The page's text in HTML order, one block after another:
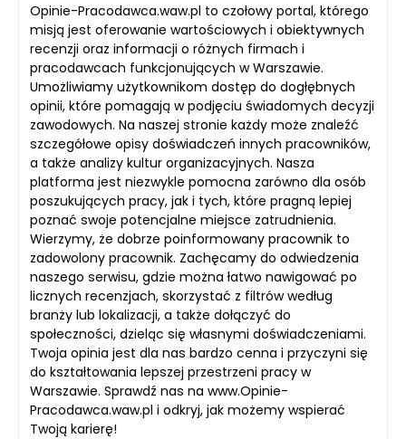
Opinie-Pracodawca.waw.pl to czołowy portal, którego
misją jest oferowanie wartościowych i obiektywnych
recenzji oraz informacji o różnych firmach i
pracodawcach funkcjonujących w Warszawie.
Umożliwiamy użytkownikom dostęp do dogłębnych
opinii, które pomagają w podjęciu świadomych decyzji
zawodowych. Na naszej stronie każdy może znaleźć
szczegółowe opisy doświadczeń innych pracowników,
a także analizy kultur organizacyjnych. Nasza
platforma jest niezwykle pomocna zarówno dla osób
poszukujących pracy, jak i tych, które pragną lepiej
poznać swoje potencjalne miejsce zatrudnienia.
Wierzymy, że dobrze poinformowany pracownik to
zadowolony pracownik. Zachęcamy do odwiedzenia
naszego serwisu, gdzie można łatwo nawigować po
licznych recenzjach, skorzystać z filtrów według
branży lub lokalizacji, a także dołączyć do
społeczności, dzieląc się własnymi doświadczeniami.
Twoja opinia jest dla nas bardzo cenna i przyczyni się
do kształtowania lepszej przestrzeni pracy w
Warszawie. Sprawdź nas na www.Opinie-
Pracodawca.waw.pl i odkryj, jak możemy wspierać
Twoją karierę!